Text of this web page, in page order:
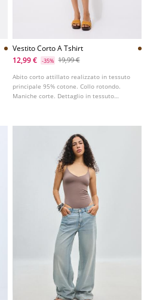
Vestito Corto A Tshirt
12,99 €
-35% 19,99 €
Abito corto attillato realizzato in tessuto
principale 95% cotone. Collo rotondo.
Maniche corte. Dettaglio in tessuto